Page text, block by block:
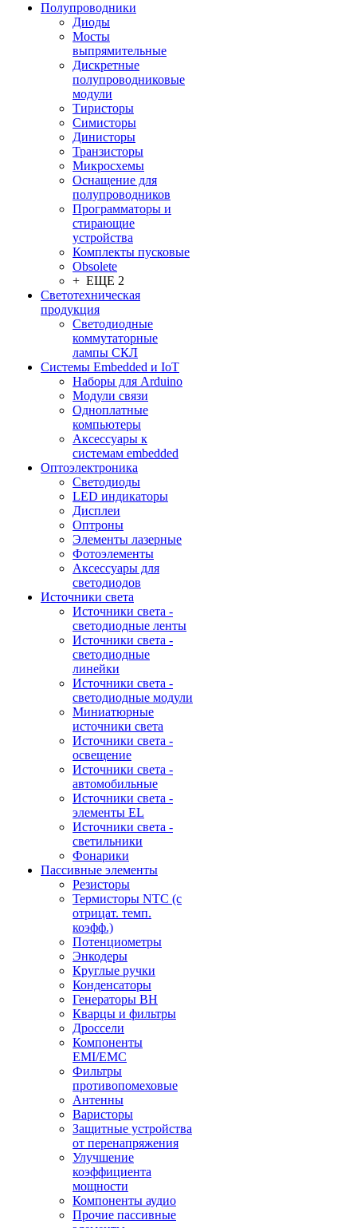
Полупроводники
Диоды
Мосты
выпрямительные
Дискретные
полупроводниковые
модули
Тиристоры
Симисторы
Динисторы
Транзисторы
Микросхемы
Оснащение для
полупроводников
Программаторы и
стирающие
устройства
Комплекты пусковые
Obsolete
+ ЕЩЕ 2
Светотехническая
продукция
Светодиодные
коммутаторные
лампы СКЛ
Системы Embedded и IoT
Наборы для Arduino
Модули связи
Одноплатные
компьютеры
Аксессуары к
системам embedded
Oптоэлектроника
Светодиоды
LED индикаторы
Дисплеи
Оптроны
Элементы лазерные
Фотоэлементы
Аксессуары для
светодиодов
Источники света
Источники света -
светодиодные ленты
Источники света -
светодиодные
линейки
Источники света -
светодиодные модули
Миниатюрные
источники света
Источники света -
освещение
Источники света -
автомобильные
Источники света -
элементы EL
Источники света -
светильники
Фонарики
Пассивные элементы
Резисторы
Термисторы NTC (с
отрицат. темп.
коэфф.)
Потенциометры
Энкодеры
Круглые ручки
Конденсаторы
Генераторы ВН
Кварцы и фильтры
Дроссели
Компоненты
EMI/EMC
Фильтры
противопомеховые
Антенны
Варисторы
Защитные устройства
от перенапряжения
Улучшение
коэффициента
мощности
Компоненты аудио
Прочие пассивные